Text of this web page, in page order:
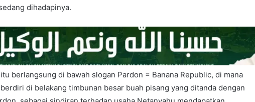
dihadapinya.
berlangsung di bawah slogan Pardon = Banana Republic, di mana
di belakang timbunan besar buah pisang yang ditanda dengan